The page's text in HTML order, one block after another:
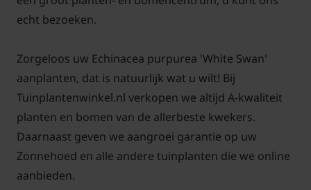
Uitgebloeide bloemen kunt u wegknippen zodat de
om de zaadhoofden te laten staan. Deze geven in de
winter ook een sierlijk aanzicht.
Scheuren van de Echinacea White Swan kan in het
voor- en najaar; wortels stekken in het najaar. Dit
scheuren of stekken is zeker aan te raden als
Echinacea purpurea 'White Swan' wat verouderd is.
echt bezoeken.
Zorgeloos uw Echinacea purpurea 'White Swan'
aanplanten, dat is natuurlijk wat u wilt! Bij
Tuinplantenwinkel.nl verkopen we altijd A-kwaliteit
planten en bomen van de allerbeste kwekers.
Daarnaast geven we aangroei garantie op uw
Zonnehoed en alle andere tuinplanten die we online
aanbieden.